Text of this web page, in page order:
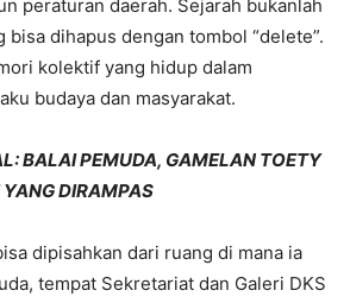
peraturan daerah. Sejarah bukanlah
bisa dihapus dengan tombol “delete”.
kolektif yang hidup dalam
budaya dan masyarakat.
BALAI PEMUDA, GAMELAN TOETY
DIRAMPAS
dipisahkan dari ruang di mana ia
tempat Sekretariat dan Galeri DKS